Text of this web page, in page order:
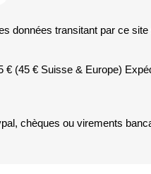
données transitant par ce
€ (45 € Suisse & Europe)
chèques ou virements